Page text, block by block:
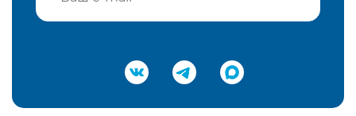
Подтвердить e-mail